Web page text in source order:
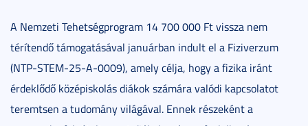
A Nemzeti Tehetségprogram 14 700 000 Ft vissza nem
térítendő támogatásával januárban indult el a Fiziverzum
(NTP-STEM-25-A-0009), amely célja, hogy a fizika iránt
érdeklődő középiskolás diákok számára valódi kapcsolatot
teremtsen a tudomány világával. Ennek részeként a